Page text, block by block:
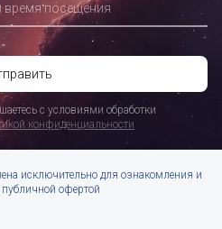
время посещения
с условиями обработки
конфиденциальности
исключительно для ознакомления и
публичной офертой